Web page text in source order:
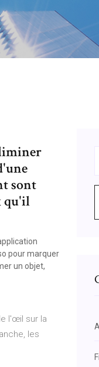
sont
qu'il
pour marquer
un objet,
l'œil sur la
les